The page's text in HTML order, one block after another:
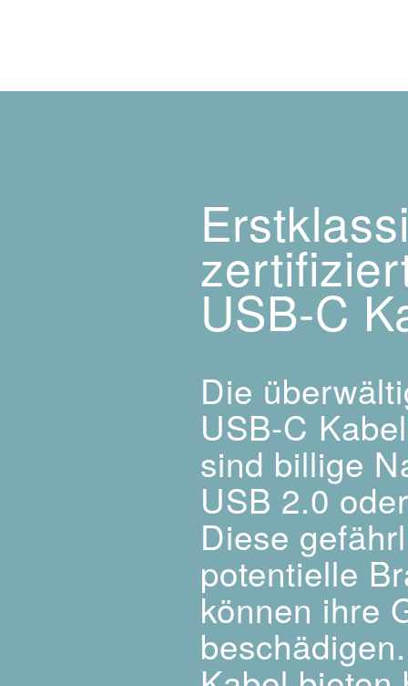
USB-C
Die
USB-C
sind billige
USB 2.0
Diese
potentielle
können ihre